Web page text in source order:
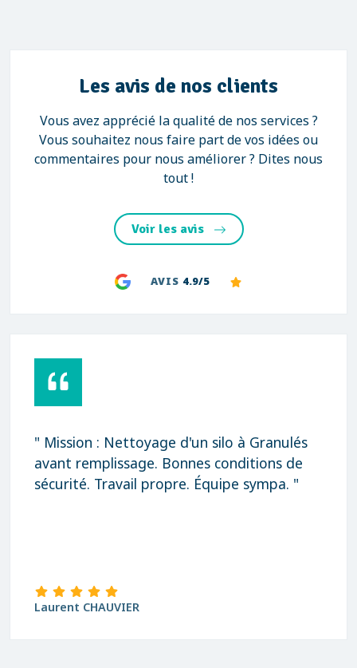
Les avis de nos clients
Vous avez apprécié la qualité de nos services ?
Vous souhaitez nous faire part de vos idées ou
commentaires pour nous améliorer ? Dites nous
tout !
Voir les avis
AVIS 4.9/5
" Mission : Nettoyage d'un silo à Granulés
avant remplissage. Bonnes conditions de
sécurité. Travail propre. Équipe sympa. "
Laurent CHAUVIER